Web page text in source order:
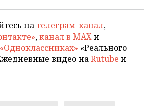
на телеграм-канал,
,канал в MAXи
«Реального
видео наRutube и